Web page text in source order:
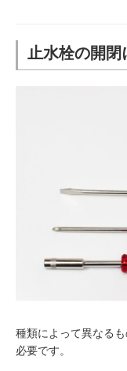
止水栓の開
種類によって異なる
必要です。